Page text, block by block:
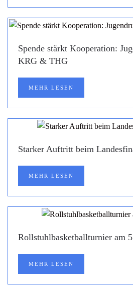
Spende stärkt Kooperation:
KRG & THG
MEHR LESEN
Starker Auftritt beim
MEHR LESEN
Rollstuhlbasketballturnier am
MEHR LESEN